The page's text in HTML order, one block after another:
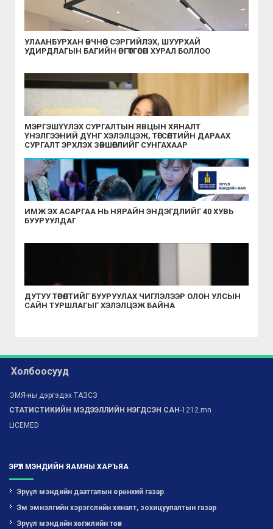
УЛААНБУРХАН ӨВЧНӨӨС СЭРГИЙЛЭХ, ШУУРХАЙ
УДИРДЛАГЫН БАГИЙН ӨРГӨТГӨСӨН ХУРАЛ БОЛЛОО
МЭРГЭШҮҮЛЭХ СУРГАЛТЫН ЯВЦЫН ХЯНАЛТ
ҮНЭЛГЭЭНИЙ ДҮНГ ХЭЛЭЛЦЭЖ, ТӨГСӨЛТИЙН ДАРААХ
СУРГАЛТ ЭРХЛЭХ ЗӨВШӨӨРЛИЙГ СУНГАХААР
ИМЖ ЭХ АСАРГАА НЬ НЯРАЙН ЭНДЭГДЛИЙГ 40 ХУВЬ
БУУРУУЛДАГ
ДУТУУ ТӨРӨЛТИЙГ БУУРУУЛАХ ЧИГЛЭЛЭЭР ОЛОН УЛСЫН
САЙН ТУРШЛАГЫГ ХЭЛЭЛЦЭЖ БАЙНА
Холбоосууд
ЭМЯ-ны дэргэдэх ТАЗСЗ
СТАТИСТИКИЙН МЭДЭЭЛЛИЙН НЭГДСЭН САН-1212.mn
LICEMED
ЭРҮҮЛ МЭНДИЙН ЯАМНЫ ХАРЪЯА
Эрүүл мэндийн даатгалын ерөнхий газар
Эм эмнэлгийн хэрэгслийн хяналт, зохицуулалтын газар
Эрүүл мэндийн хөгжлийн төв